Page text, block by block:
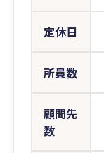
定休日
所員数
顧問先
数